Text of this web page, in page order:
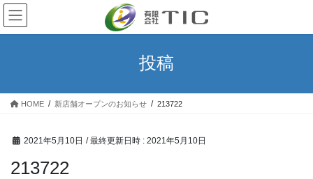
コ
ン
テ
ス
ナ
ビ
ゲ
ン
投稿
HOME 新店舗オープンのお知らせ 213722
2021年5月10日 / 最終更新日時 : 2021年5月10日
213722